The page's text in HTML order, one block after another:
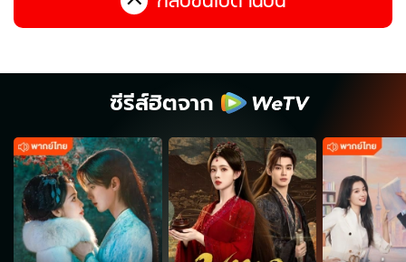
ซีรีส์ฮิตจาก